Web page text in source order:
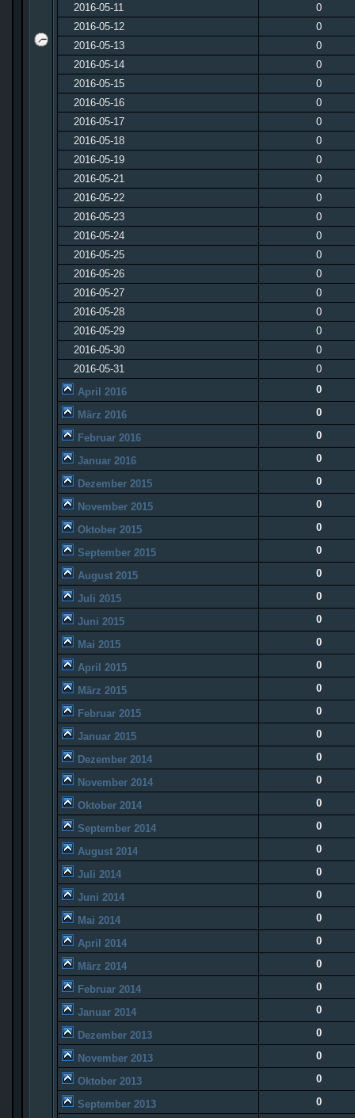
2016-05-11
0
2016-05-12
0
2016-05-13
0
2016-05-14
0
2016-05-15
0
2016-05-16
0
2016-05-17
0
2016-05-18
0
2016-05-19
0
2016-05-21
0
2016-05-22
0
2016-05-23
0
2016-05-24
0
2016-05-25
0
2016-05-26
0
2016-05-27
0
2016-05-28
0
2016-05-29
0
2016-05-30
0
2016-05-31
0
April 2016
0
März 2016 0
Februar 2016 0
Januar 2016 0
Dezember 2015 0
November 2015 0
Oktober 2015 0
September 2015 0
August 2015 0
Juli 2015 0
Juni 2015 0
Mai 2015 0
April 2015 0
März 2015 0
Februar 2015 0
Januar 2015 0
Dezember 2014 0
November 2014 0
Oktober 2014 0
September 2014 0
August 2014 0
Juli 2014 0
Juni 2014 0
Mai 2014 0
April 2014 0
März 2014 0
Februar 2014 0
Januar 2014 0
Dezember 2013 0
November 2013 0
Oktober 2013 0
September 2013 0